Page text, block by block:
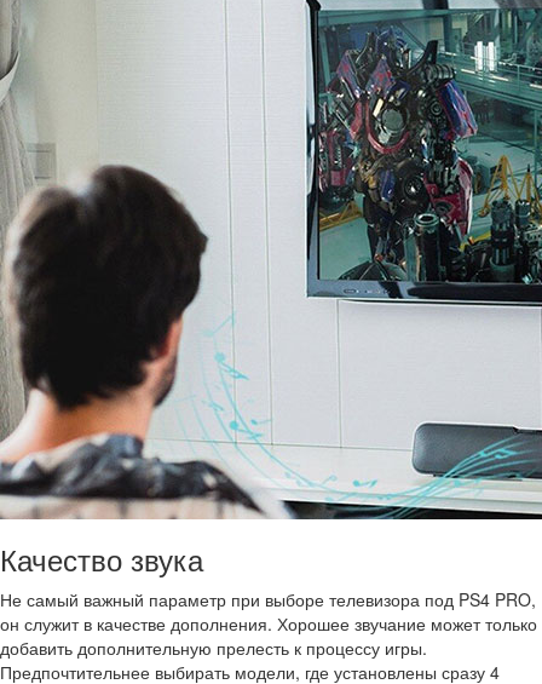
Качество звука
Не самый важный параметр при выборе телевизора под PS4 PRO,
он служит в качестве дополнения. Хорошее звучание может только
добавить дополнительную прелесть к процессу игры.
Предпочтительнее выбирать модели, где установлены сразу 4